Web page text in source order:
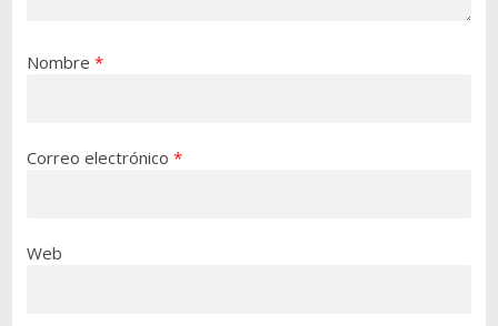
Nombre *
Correo electrónico *
Web